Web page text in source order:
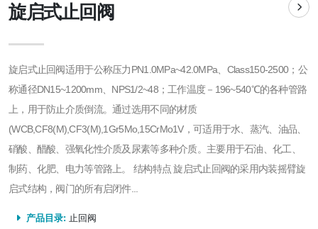
旋启式止回阀
旋启式止回阀适用于公称压力PN1.0MPa~42.0MPa、Class150-2500；公
称通径DN15~1200mm、NPS1/2~48；工作温度－196~540℃的各种管路
上，用于防止介质倒流。通过选用不同的材质
(WCB,CF8(M),CF3(M),1Gr5Mo,15CrMo1V，可适用于水、蒸汽、油品、
硝酸、醋酸、强氧化性介质及尿素等多种介质。主要用于石油、化工、
制药、化肥、电力等管路上。 结构特点 旋启式止回阀的采用内装摇臂旋
启式结构，阀门的所有启闭件...
产品目录: 止回阀